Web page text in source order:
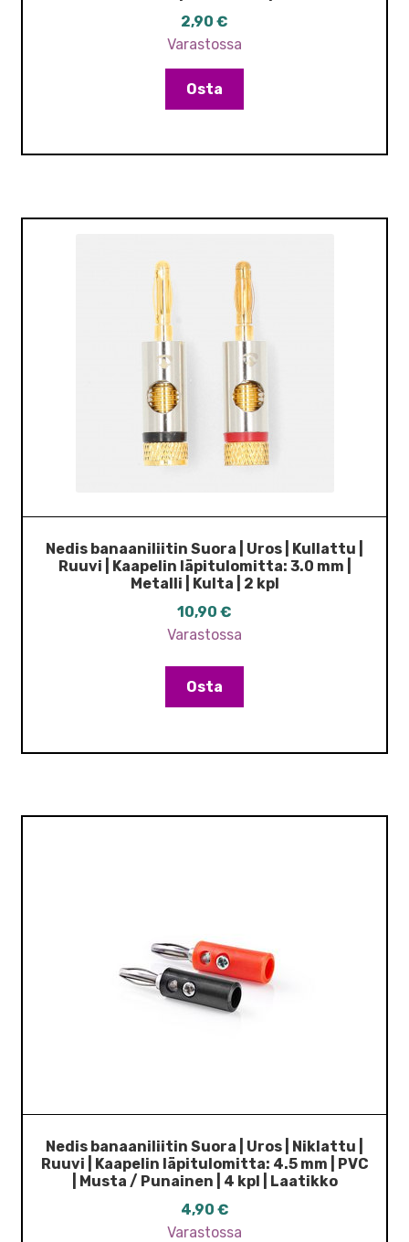
2,90 €
Varastossa
Osta
Nedis banaaniliitin Suora | Uros | Kullattu |
Ruuvi | Kaapelin läpitulomitta: 3.0 mm |
Metalli | Kulta | 2 kpl
10,90 €
Varastossa
Osta
Nedis banaaniliitin Suora | Uros | Niklattu |
Ruuvi | Kaapelin läpitulomitta: 4.5 mm | PVC
| Musta / Punainen | 4 kpl | Laatikko
4,90 €
Varastossa